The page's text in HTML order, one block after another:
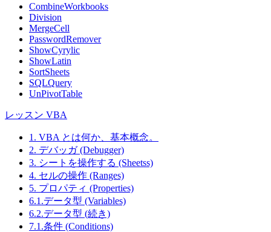
CombineWorkbooks
Division
MergeCell
PasswordRemover
ShowCyrylic
ShowLatin
SortSheets
SQLQuery
UnPivotTable
レッスン VBA
1. VBA とは何か、基本概念。
2. デバッガ (Debugger)
3. シートを操作する (Sheetss)
4. セルの操作 (Ranges)
5. プロパティ (Properties)
6.1.データ型 (Variables)
6.2.データ型 (続き)
7.1.条件 (Conditions)